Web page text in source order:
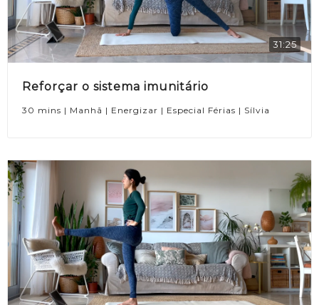
31:25
Reforçar o sistema imunitário
30 mins | Manhã | Energizar | Especial Férias | Sílvia